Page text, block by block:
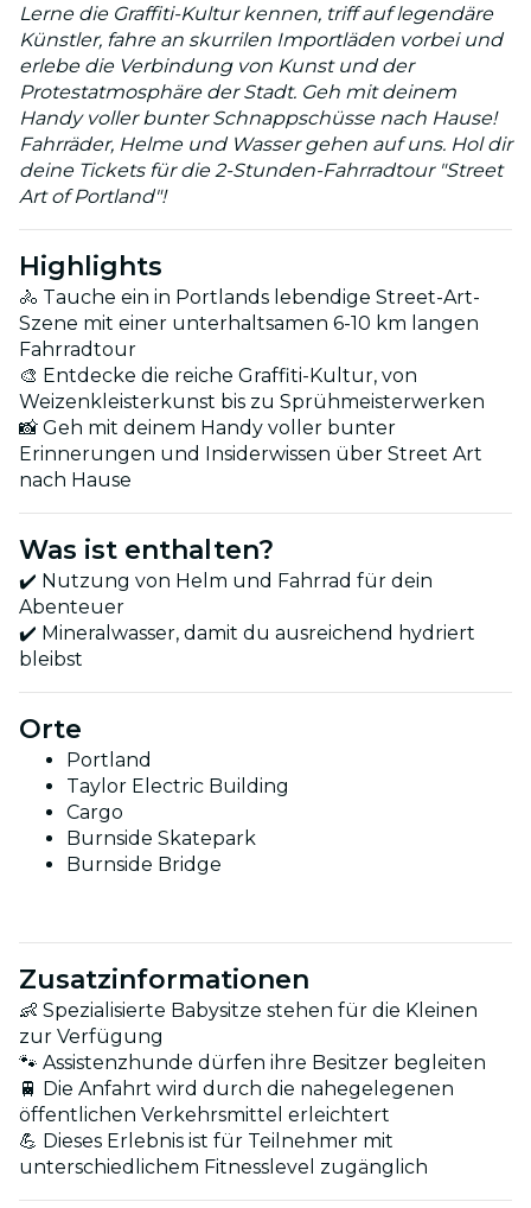
Lerne die Graffiti-Kultur kennen, triff auf legendäre
Künstler, fahre an skurrilen Importläden vorbei und
erlebe die Verbindung von Kunst und der
Protestatmosphäre der Stadt. Geh mit deinem
Handy voller bunter Schnappschüsse nach Hause!
Fahrräder, Helme und Wasser gehen auf uns. Hol dir
deine Tickets für die 2-Stunden-Fahrradtour "Street
Art of Portland"!
Highlights
🚴 Tauche ein in Portlands lebendige Street-Art-
Szene mit einer unterhaltsamen 6-10 km langen
Fahrradtour
🎨 Entdecke die reiche Graffiti-Kultur, von
Weizenkleisterkunst bis zu Sprühmeisterwerken
📸 Geh mit deinem Handy voller bunter
Erinnerungen und Insiderwissen über Street Art
nach Hause
Was ist enthalten?
✔️ Nutzung von Helm und Fahrrad für dein
Abenteuer
✔️ Mineralwasser, damit du ausreichend hydriert
bleibst
Orte
Portland
Taylor Electric Building
Cargo
Burnside Skatepark
Burnside Bridge
Zusatzinformationen
👶 Spezialisierte Babysitze stehen für die Kleinen
zur Verfügung
🐾 Assistenzhunde dürfen ihre Besitzer begleiten
🚆 Die Anfahrt wird durch die nahegelegenen
öffentlichen Verkehrsmittel erleichtert
💪 Dieses Erlebnis ist für Teilnehmer mit
unterschiedlichem Fitnesslevel zugänglich